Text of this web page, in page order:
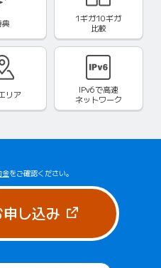
典
1ギガ10ギガ
比較
リア IPv6で高速
ネットワーク
金をご確認ください。
し込み（新しいタブ